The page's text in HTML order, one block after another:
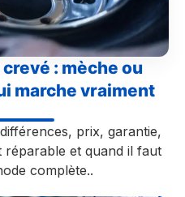
: mèche ou
marche vraiment
prix, garantie,
réparable et quand il faut
complète..